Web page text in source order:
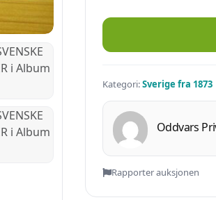
DIV:SVENSKE MYNTER i Album
Kategori:Sverige fra 1873
Oddvars
Rapporter auksjonen